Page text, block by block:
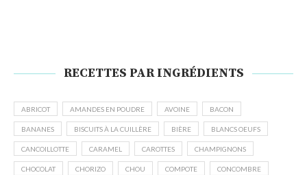
RECETTES PAR INGRÉDIENTS
ABRICOT AMANDES EN POUDRE AVOINE BACON
BANANES BISCUITS À LA CUILLÈRE BIÈRE BLANCS OEUFS
CANCOILLOTTE CARAMEL CAROTTES CHAMPIGNONS
CHOCOLAT CHORIZO CHOU COMPOTE CONCOMBRE